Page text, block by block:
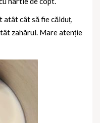
atât cât să fie călduț,
zahărul. Mare atenție